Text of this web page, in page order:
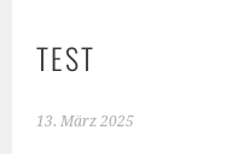
TEST
13. März 2025